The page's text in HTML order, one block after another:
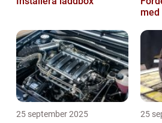
25 september 2025 25